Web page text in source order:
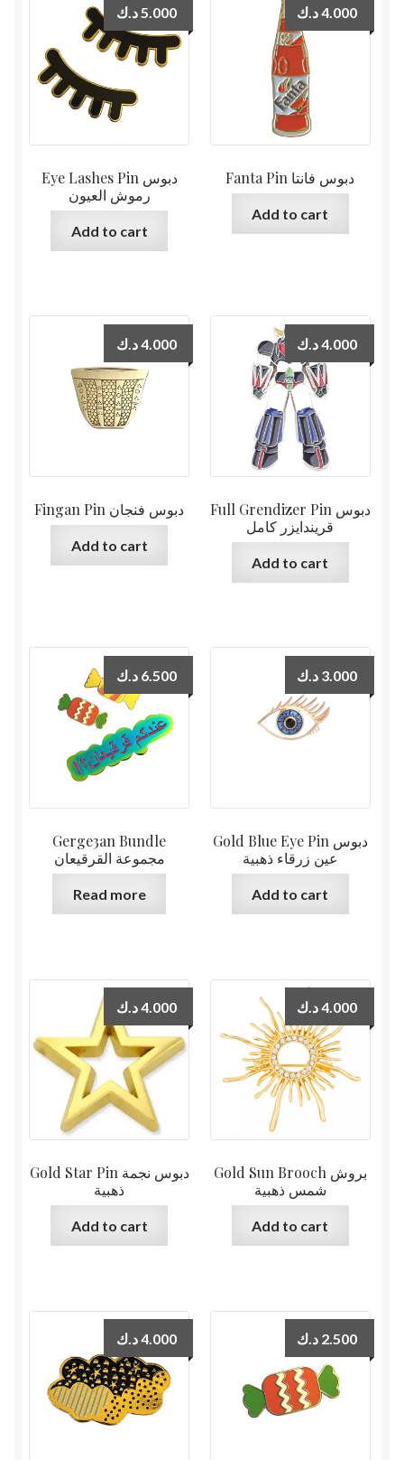
Eye Lashes Pin دبوس
رموش العيون
5.000 د.ك
Add to cart
Fanta Pin دبوس فانتا
4.000د.ك
Add to cart
Fingan Pin دبوس فنجان
4.000د.ك
Add to cart
Full Grendizer Pin دبوس
قريندايزر كامل
4.000د.ك
Add to cart
Gerge3an Bundle
مجموعة القرقيعان
6.500 د.ك
Read more
Gold Blue Eye Pin دبوس
عين زرقاء ذهبية
3.000 د.ك
Add to cart
Gold Star Pin دبوس نجمة
ذهبية
4.000د.ك
Add to cart
Gold Sun Brooch بروش
شمس ذهبية
4.000د.ك
Add to cart
4.000د.ك 2.500 د.ك